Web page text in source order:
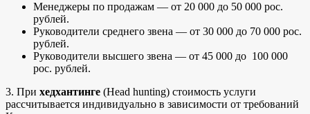
Менеджеры по продажам — от 20 000 до 50 000 рос.
рублей.
Руководители среднего звена — от 30 000 до 70 000 рос.
рублей.
Руководители высшего звена — от 45 000 до 100 000
рос. рублей.
3. При хедхантинге (Head hunting) стоимость услуги
рассчитывается индивидуально в зависимости от требований